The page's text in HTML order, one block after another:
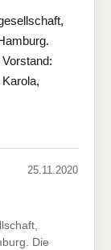
25.11.2020
Die